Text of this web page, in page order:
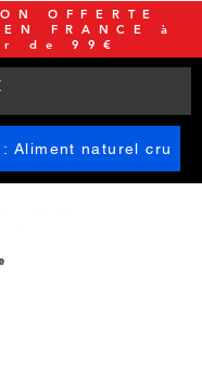
Aliment naturel cru
OFFERTE
EN FRANCE à
de 99€